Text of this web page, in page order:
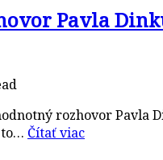
Pavla
rozhovor Pavla
to… Čítať viac